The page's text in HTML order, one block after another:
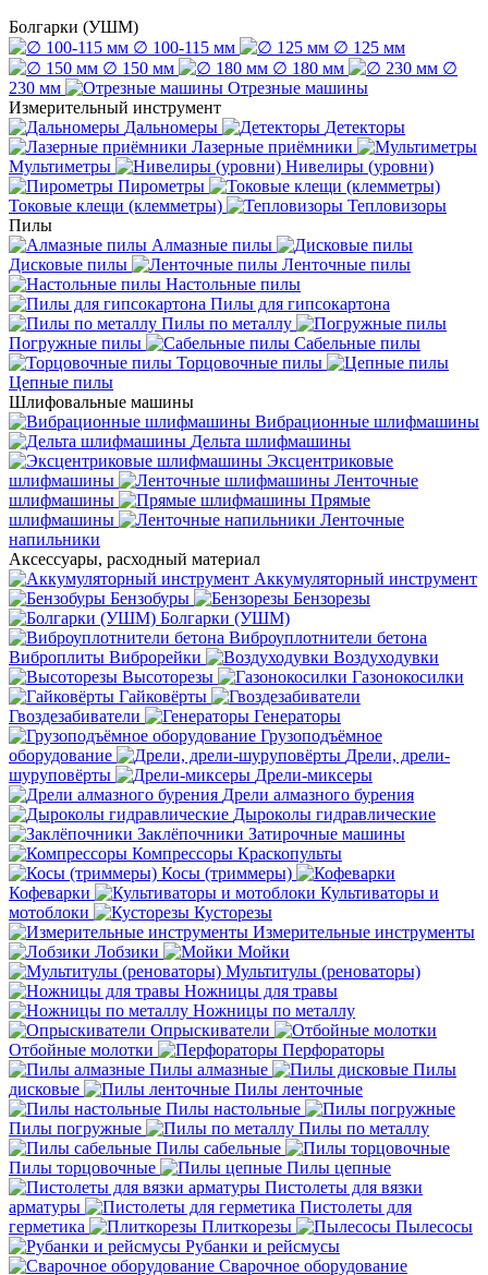
Болгарки (УШМ)
∅ 100-115 мм
∅ 125 мм
∅ 150 мм
∅ 180 мм
∅
230 мм
Отрезные машины
Измерительный инструмент
Дальномеры
Детекторы
Лазерные приёмники
Мультиметры
Нивелиры (уровни)
Пирометры
Токовые клещи (клемметры)
Тепловизоры
Пилы
Алмазные пилы
Дисковые пилы
Ленточные пилы
Настольные пилы
Пилы для гипсокартона
Пилы по металлу
Погружные пилы
Сабельные пилы
Торцовочные пилы
Цепные пилы
Шлифовальные машины
Вибрационные шлифмашины
Дельта шлифмашины
Эксцентриковые
шлифмашины
Ленточные
шлифмашины
Прямые
шлифмашины
Ленточные
напильники
Аксессуары, расходный материал
Аккумуляторный инструмент
Бензобуры
Бензорезы
Болгарки (УШМ)
Виброуплотнители бетона
Виброплиты Виброрейки
Воздуходувки
Высоторезы
Газонокосилки
Гайковёрты
Гвоздезабиватели
Генераторы
Грузоподъёмное
оборудование
Дрели, дрели-
шуруповёрты
Дрели-миксеры
Дрели алмазного бурения
Дыроколы гидравлические
Заклёпочники Затирочные машины
Компрессоры Краскопульты
Косы (триммеры)
Кофеварки
Культиваторы и
мотоблоки
Кусторезы
Измерительные инструменты
Лобзики
Мойки
Мультитулы (реноваторы)
Ножницы для травы
Ножницы по металлу
Опрыскиватели
Отбойные молотки
Перфораторы
Пилы алмазные
Пилы
дисковые
Пилы ленточные
Пилы настольные
Пилы погружные
Пилы по металлу
Пилы сабельные
Пилы торцовочные
Пилы цепные
Пистолеты для вязки
арматуры
Пистолеты для
герметика
Плиткорезы
Пылесосы
Рубанки и рейсмусы
Сварочное оборудование